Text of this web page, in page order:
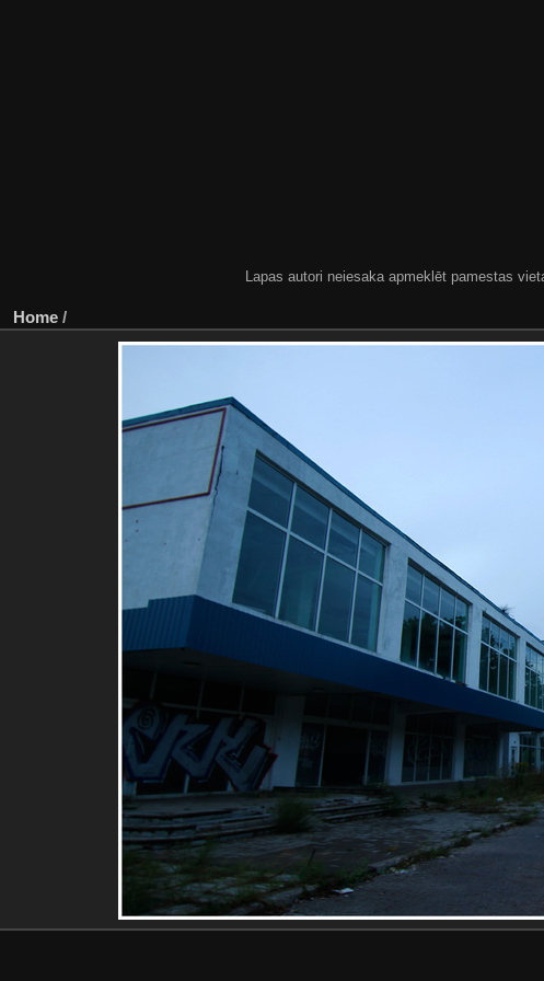
Lapas autori neiesaka apmeklēt pamestas
Home /